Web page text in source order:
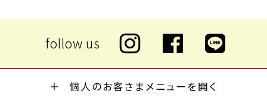
個人のお客さまメニューを開く